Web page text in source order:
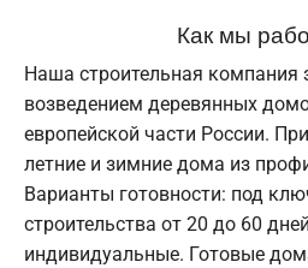
Как мы
Наша строительная компания
возведением деревянных
европейской части России.
летние и зимние дома из
Варианты готовности: под
строительства от 20 до 60
индивидуальные. Готовые